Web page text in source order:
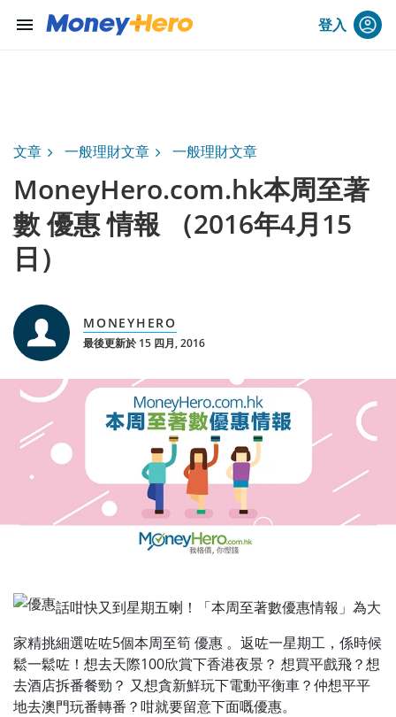
menu 登入
文章 一般理財文章 一般理財文章
MoneyHero.com.hk本周至著
數 優惠 情報 （2016年4月15
日）
MONEYHERO
最後更新於 15 四月, 2016
話咁快又到星期五喇！「本周至著數優惠情報」為大
家精挑細選咗咗5個本周至筍 優惠 。返咗一星期工，係時候
鬆一鬆咗！想去天際100欣賞下香港夜景？ 想買平戲飛？想
去酒店拆番餐勁？ 又想貪新鮮玩下電動平衡車？仲想平平
地去澳門玩番轉番？咁就要留意下面嘅優惠。